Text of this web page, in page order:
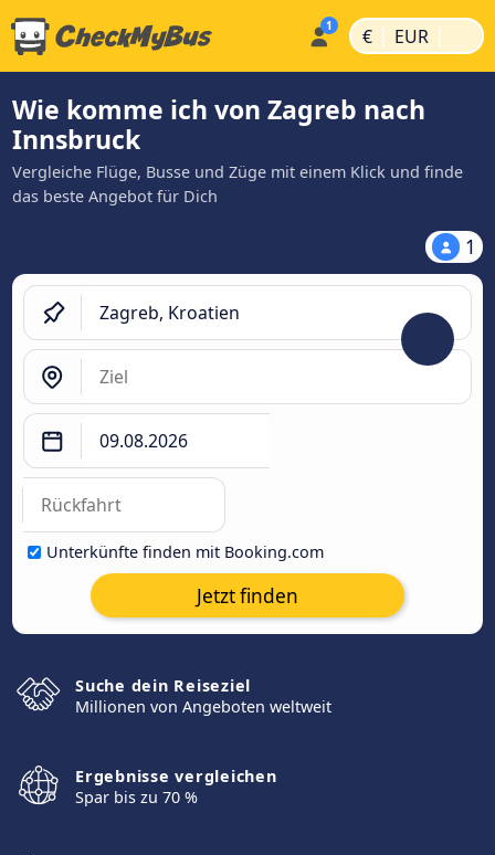
€ | EUR |
Wie komme ich von Zagreb nach
Innsbruck
Vergleiche Flüge, Busse und Züge mit einem Klick und finde
das beste Angebot für Dich
1
Unterkünfte finden mit Booking.com
Jetzt finden
Suche dein Reiseziel
Millionen von Angeboten weltweit
Ergebnisse vergleichen
Spar bis zu 70 %